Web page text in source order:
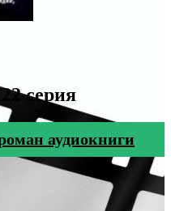
серия
аудиокниги